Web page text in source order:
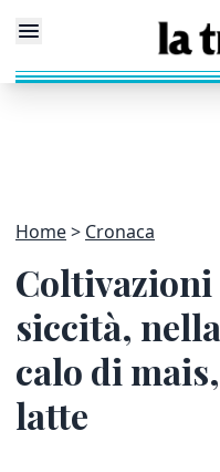
Home Cronaca
Coltivazioni
siccità,
calo di
latte